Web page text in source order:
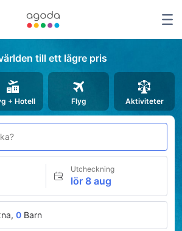
till ett lägre pris
+ Hotell Flyg Aktiviteter
Utcheckning
lör 8 aug
0 Barn